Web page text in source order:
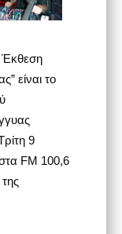
Έκθεση
είναι το
9
FM 100,6